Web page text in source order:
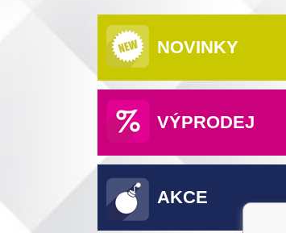
NOVINKY
VÝPRODEJ
AKCE